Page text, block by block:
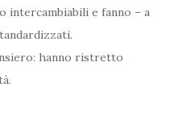
intercambiabili e fanno – a
hanno ristretto